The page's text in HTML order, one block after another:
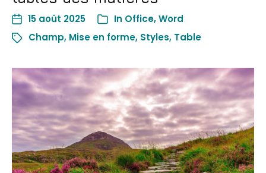
15 août 2025 In Office,Word
Champ, Mise en forme, Styles, Table